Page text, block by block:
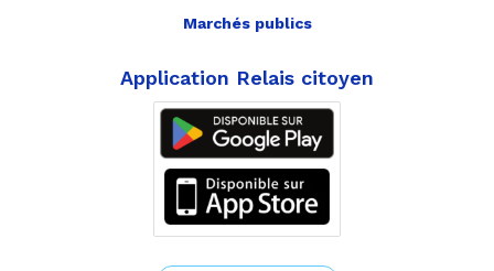
Marchés publics
Application Relais citoyen